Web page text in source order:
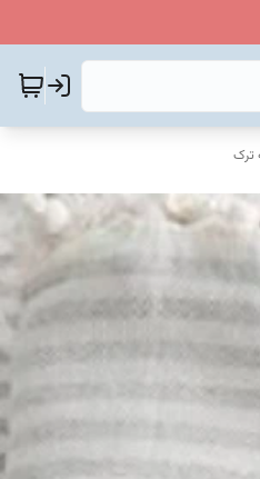
ترک